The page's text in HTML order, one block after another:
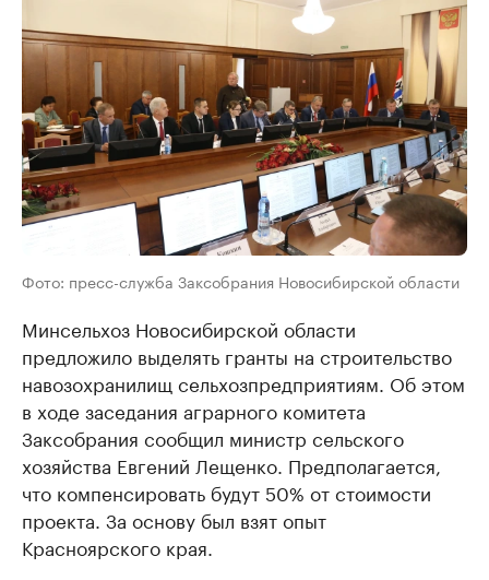
Фото: пресс-служба Заксобрания Новосибирской области
Минсельхоз Новосибирской области
предложило выделять гранты на строительство
навозохранилищ сельхозпредприятиям. Об этом
в ходе заседания аграрного комитета
Заксобрания сообщил министр сельского
хозяйства Евгений Лещенко. Предполагается,
что компенсировать будут 50% от стоимости
проекта. За основу был взят опыт
Красноярского края.